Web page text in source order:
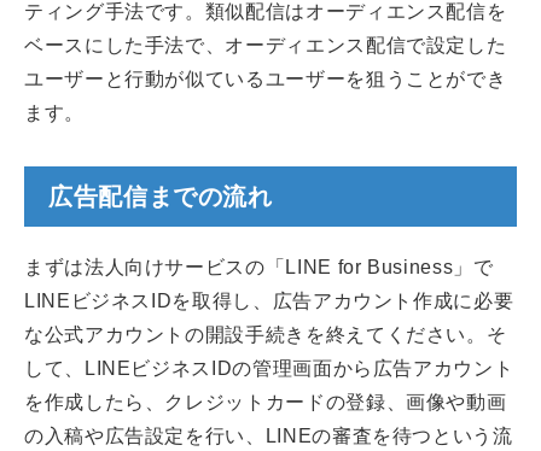
ティング手法です。類似配信はオーディエンス配信を
ベースにした手法で、オーディエンス配信で設定した
ユーザーと行動が似ているユーザーを狙うことができ
ます。
広告配信までの流れ
まずは法人向けサービスの「LINE for Business」で
LINEビジネスIDを取得し、広告アカウント作成に必要
な公式アカウントの開設手続きを終えてください。そ
して、LINEビジネスIDの管理画面から広告アカウント
を作成したら、クレジットカードの登録、画像や動画
の入稿や広告設定を行い、LINEの審査を待つという流